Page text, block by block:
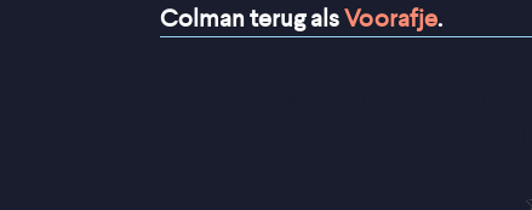
Colman terug alsVoorafje.